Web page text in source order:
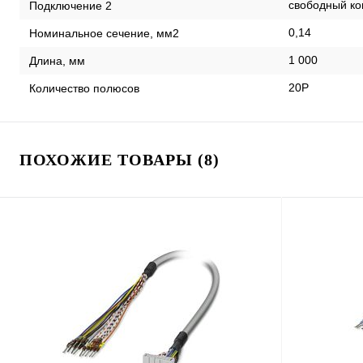
Подключение 2 свободный
Номинальное сечение, мм2 0,14
Длина, мм 1 000
Количество полюсов 20P
ПОХОЖИЕ ТОВАРЫ (8)